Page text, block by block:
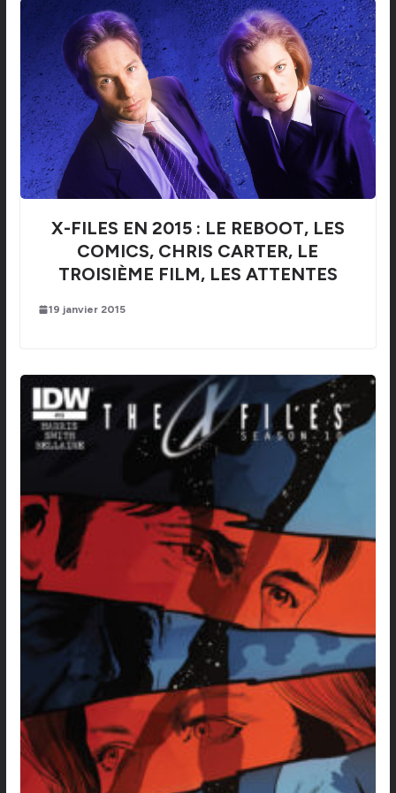
X-FILES EN 2015 : LE REBOOT, LES
COMICS, CHRIS CARTER, LE
TROISIÈME FILM, LES ATTENTES
19 janvier 2015